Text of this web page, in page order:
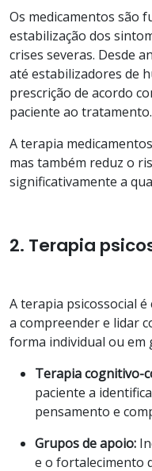
Os medicamentos são
estabilização dos
crises severas. Desde
até estabilizadores de
prescrição de acordo
paciente ao tratamento.
A terapia
mas também reduz o
significativamente a
2. Terapia
A terapia psicossocial
a compreender e lidar
forma individual ou em
Terapia cognitivo-
paciente a
pensamento e
Grupos de apoio:
e o fortalecimento